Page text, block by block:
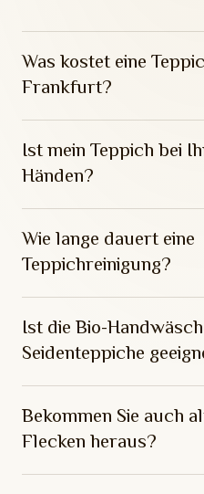
Was kostet eine
Frankfurt?
Ist mein Teppich bei
Händen?
Wie lange dauert eine
Teppichreinigung?
Ist die Bio-
Seidenteppiche
Bekommen Sie auch
Flecken heraus?